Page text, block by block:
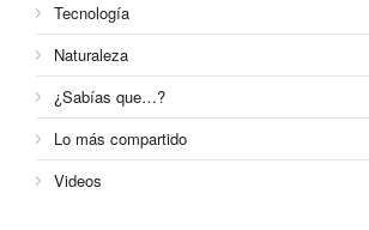
Tecnología
Naturaleza
¿Sabías que…?
Lo más compartido
Videos